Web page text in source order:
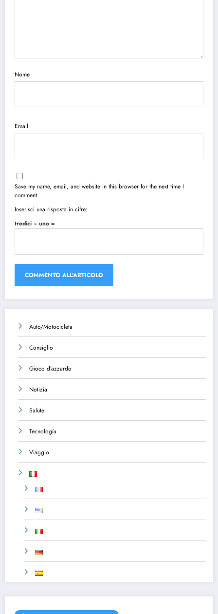
Nome
Email
Save my name, email, and website in this browser for the next time I
comment.
Inserisci una risposta in cifre:
tredici − uno =
Auto/Motocicleta
Consiglio
Gioco d’azzardo
Notizia
Salute
Tecnología
Viaggio